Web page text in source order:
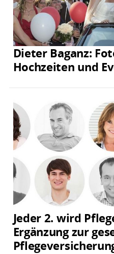
Dieter Baganz:
Hochzeiten und
Jeder 2. wird
Ergänzung zur